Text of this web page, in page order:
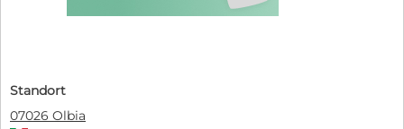
Standort
07026 Olbia